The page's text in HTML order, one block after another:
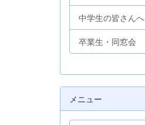
中学生の皆さんへ
卒業生・同窓会
メニュー